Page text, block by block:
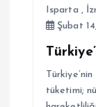
Isparta ,
Şubat
tüketimi;